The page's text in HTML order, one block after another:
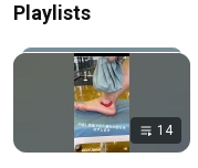
Playlists
14